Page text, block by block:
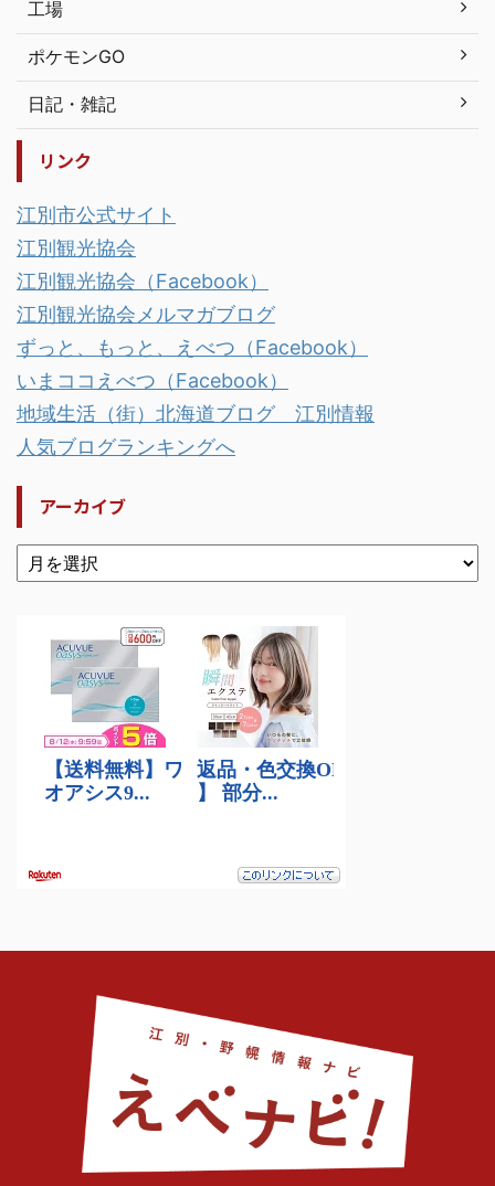
工場
ポケモンGO
日記・雑記
リンク
江別市公式サイト
江別観光協会
江別観光協会（Facebook）
江別観光協会メルマガブログ
ずっと、もっと、えべつ（Facebook）
いまココえべつ（Facebook）
地域生活（街）北海道ブログ 江別情報
人気ブログランキングへ
アーカイブ